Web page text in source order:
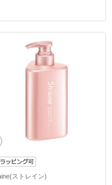
ストレイン)